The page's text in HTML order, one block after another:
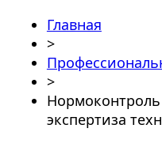
Главная
>
>
экспертиза